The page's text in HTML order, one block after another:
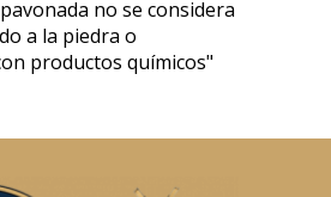
no se considera
a la piedra o
productos químicos"